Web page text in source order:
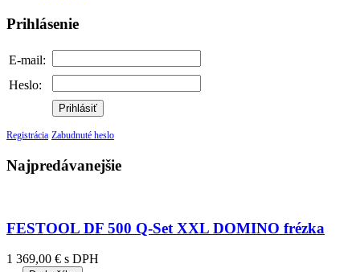
Prihlásenie
E-mail:
Heslo:
Prihlásiť
Registrácia Zabudnuté heslo
Najpredávanejšie
FESTOOL DF 500 Q-Set XXL DOMINO frézka
1 369,00 € s DPH